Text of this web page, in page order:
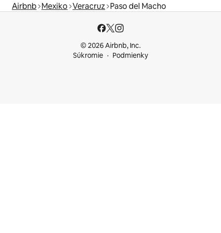
Airbnb Mexiko Veracruz Paso del Macho
© 2026 Airbnb, Inc.
Súkromie
Podmienky